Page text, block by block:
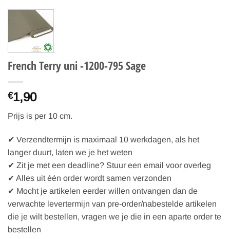
French Terry uni -1200-795 Sage
€1,90
Prijs is per 10 cm.
✔ Verzendtermijn is maximaal 10 werkdagen, als het
langer duurt, laten we je het weten
✔ Zit je met een deadline? Stuur een email voor overleg
✔ Alles uit één order wordt samen verzonden
✔ Mocht je artikelen eerder willen ontvangen dan de
verwachte levertermijn van pre-order/nabestelde artikelen
die je wilt bestellen, vragen we je die in een aparte order te
bestellen